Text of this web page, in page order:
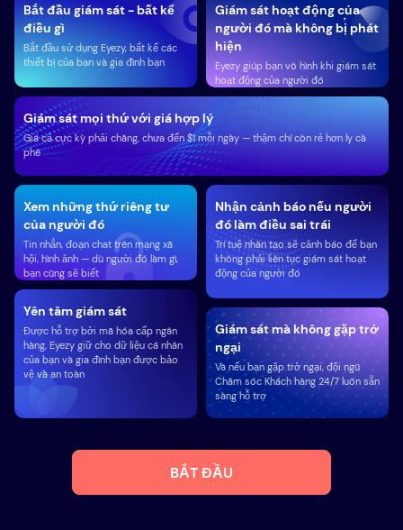
Bắt đầu giám sát - bất kể
điều gì
Bắt đầu sử dụng Eyezy, bất kể các
thiết bị của bạn và gia đình bạn
Giám sát hoạt động của
người đó mà không bị phát
hiện
Eyezy giúp bạn vô hình khi giám sát
hoạt động của người đó
Yên tâm giám sát
Được hỗ trợ bởi mã hóa cấp ngân
hàng, Eyezy giữ cho dữ liệu cá nhân
của bạn và gia đình bạn được bảo
vệ và an toàn
Xem những thứ riêng tư
của người đó
Tin nhắn, đoạn chat trên mạng xã
hội, hình ảnh — dù người đó làm gì,
bạn cũng sẽ biết
Giám sát mọi thứ với giá hợp lý
Giá cả cực kỳ phải chăng, chưa đến $1 mỗi ngày — thậm chí còn rẻ hơn ly cà
phê
Nhận cảnh báo nếu người
đó làm điều sai trái
Trí tuệ nhân tạo sẽ cảnh báo để bạn
không phải liên tục giám sát hoạt
động của người đó
Giám sát mà không gặp trở
ngại
Và nếu bạn gặp trở ngại, đội ngũ
Chăm sóc Khách hàng 24/7 luôn sẵn
sàng hỗ trợ
BẮT ĐẦU